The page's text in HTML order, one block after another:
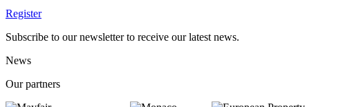
Register
Subscribe to our newsletter to receive our latest news.
News
Our partners